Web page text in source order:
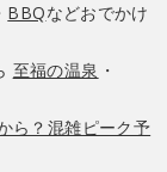
BBQなどおでかけ
至福の温泉 ・
ら？混雑ピーク予